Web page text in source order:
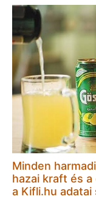
Minden
hazai kraft és
a Kifli.hu adatai